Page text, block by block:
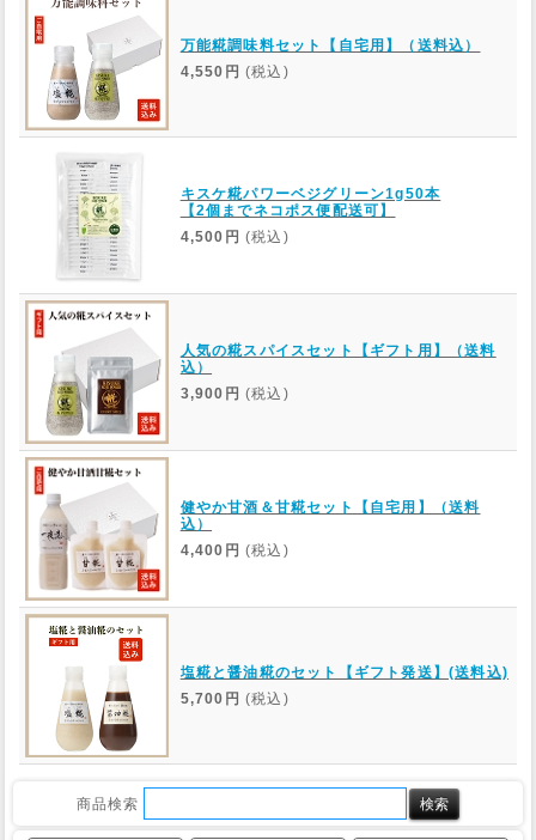
万能糀調味料セット【自宅用】（送料込）
4,550円 (税込)
キスケ糀パワーベジグリーン1g50本
【2個までネコポス便配送可】
4,500円 (税込)
人気の糀スパイスセット【ギフト用】（送料
込）
3,900円 (税込)
健やか甘酒＆甘糀セット【自宅用】（送料
込）
4,400円 (税込)
塩糀と醤油糀のセット【ギフト発送】(送料込)
5,700円 (税込)
商品検索